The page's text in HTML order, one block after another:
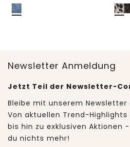
Newsletter Anmeldung
Jetzt Teil der Newsletter-
Bleibe mit unserem
Von aktuellen Trend-
bis hin zu exklusiven Aktionen
du nichts mehr!